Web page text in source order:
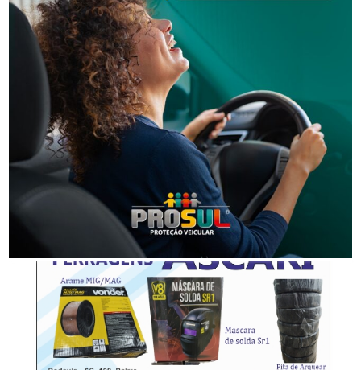
Segurança
Polícia Militar apreende adolescente com moto
furtada em Tubarão
-Anúncio-